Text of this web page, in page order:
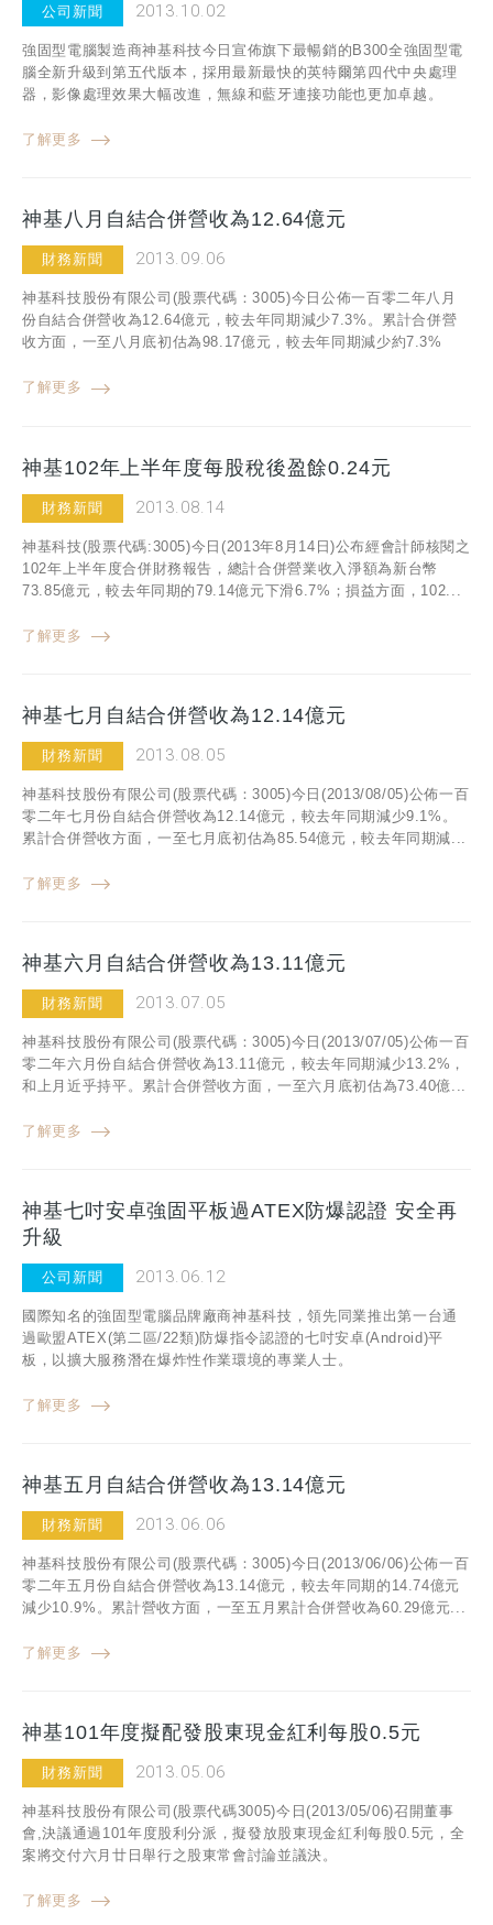
公司新聞 2013.10.02
強固型電腦製造商神基科技今日宣佈旗下最暢銷的B300全強固型電
腦全新升級到第五代版本，採用最新最快的英特爾第四代中央處理
器，影像處理效果大幅改進，無線和藍牙連接功能也更加卓越。
了解更多
神基八月自結合併營收為12.64億元
財務新聞 2013.09.06
神基科技股份有限公司(股票代碼：3005)今日公佈一百零二年八月
份自結合併營收為12.64億元，較去年同期減少7.3%。累計合併營
收方面，一至八月底初估為98.17億元，較去年同期減少約7.3%
了解更多
神基102年上半年度每股稅後盈餘0.24元
財務新聞 2013.08.14
神基科技(股票代碼:3005)今日(2013年8月14日)公布經會計師核閱之
102年上半年度合併財務報告，總計合併營業收入淨額為新台幣
73.85億元，較去年同期的79.14億元下滑6.7%；損益方面，102...
了解更多
神基七月自結合併營收為12.14億元
財務新聞 2013.08.05
神基科技股份有限公司(股票代碼：3005)今日(2013/08/05)公佈一百
零二年七月份自結合併營收為12.14億元，較去年同期減少9.1%。
累計合併營收方面，一至七月底初估為85.54億元，較去年同期減...
了解更多
神基六月自結合併營收為13.11億元
財務新聞 2013.07.05
神基科技股份有限公司(股票代碼：3005)今日(2013/07/05)公佈一百
零二年六月份自結合併營收為13.11億元，較去年同期減少13.2%，
和上月近乎持平。累計合併營收方面，一至六月底初估為73.40億...
了解更多
神基七吋安卓強固平板過ATEX防爆認證 安全再
升級
公司新聞 2013.06.12
國際知名的強固型電腦品牌廠商神基科技，領先同業推出第一台通
過歐盟ATEX(第二區/22類)防爆指令認證的七吋安卓(Android)平
板，以擴大服務潛在爆炸性作業環境的專業人士。
了解更多
神基五月自結合併營收為13.14億元
財務新聞 2013.06.06
神基科技股份有限公司(股票代碼：3005)今日(2013/06/06)公佈一百
零二年五月份自結合併營收為13.14億元，較去年同期的14.74億元
減少10.9%。累計營收方面，一至五月累計合併營收為60.29億元...
了解更多
神基101年度擬配發股東現金紅利每股0.5元
財務新聞 2013.05.06
神基科技股份有限公司(股票代碼3005)今日(2013/05/06)召開董事
會,決議通過101年度股利分派，擬發放股東現金紅利每股0.5元，全
案將交付六月廿日舉行之股東常會討論並議決。
了解更多